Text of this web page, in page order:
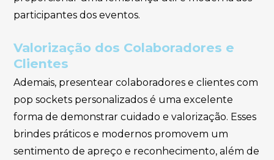
participantes dos eventos.
Valorização dos Colaboradores e
Clientes
Ademais, presentear colaboradores e clientes com
pop sockets personalizados é uma excelente
forma de demonstrar cuidado e valorização. Esses
brindes práticos e modernos promovem um
sentimento de apreço e reconhecimento, além de